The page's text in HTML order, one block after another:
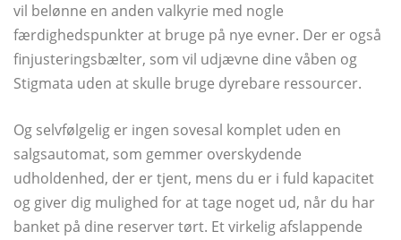
vil belønne en anden valkyrie med nogle
færdighedspunkter at bruge på nye evner. Der er også
finjusteringsbælter, som vil udjævne dine våben og
Stigmata uden at skulle bruge dyrebare ressourcer.
Og selvfølgelig er ingen sovesal komplet uden en
salgsautomat, som gemmer overskydende
udholdenhed, der er tjent, mens du er i fuld kapacitet
og giver dig mulighed for at tage noget ud, når du har
banket på dine reserver tørt. Et virkelig afslappende